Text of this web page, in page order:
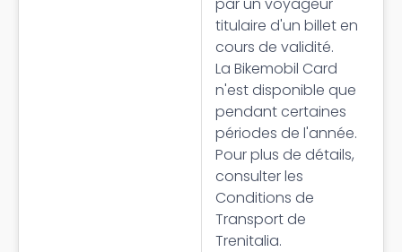
titulaire d'un billet en
cours de validité.
La Bikemobil Card
n'est disponible que
pendant certaines
périodes de l'année.
Pour plus de détails,
consulter les
Conditions de
Transport de
Trenitalia.